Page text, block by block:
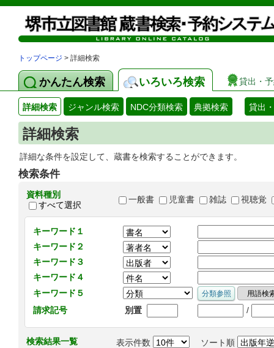
トップページ > 詳細検索
かんたん検索 いろいろ検索 貸出・
詳細検索 ジャンル検索 NDC分類検索 典拠検索 貸出
詳細検索
詳細な条件を設定して、蔵書を検索することができます。
検索条件
資料種別
すべて選択
一般書 児童書 雑誌 視聴覚
キーワード１
キーワード２
キーワード３
キーワード４
キーワード５
請求記号
別置 /
検索結果一覧 表示件数 ソート順